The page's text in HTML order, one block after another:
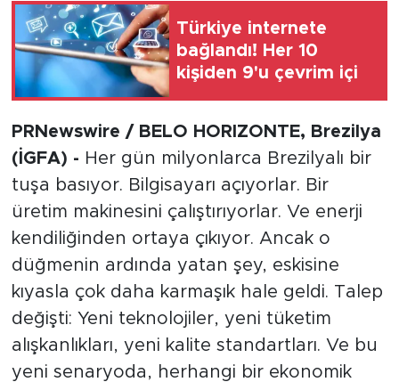
Türkiye internete
bağlandı! Her 10
kişiden 9'u çevrim içi
PRNewswire / BELO HORIZONTE, Brezilya
(İGFA) - Her gün milyonlarca Brezilyalı bir
tuşa basıyor. Bilgisayarı açıyorlar. Bir
üretim makinesini çalıştırıyorlar. Ve enerji
kendiliğinden ortaya çıkıyor. Ancak o
düğmenin ardında yatan şey, eskisine
kıyasla çok daha karmaşık hale geldi. Talep
değişti: Yeni teknolojiler, yeni tüketim
alışkanlıkları, yeni kalite standartları. Ve bu
yeni senaryoda, herhangi bir ekonomik